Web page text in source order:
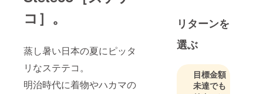
コ］。
蒸し暑い日本の夏にピッタ
リなステテコ。
明治時代に着物やハカマの
「海辺のス
ローライ
フ」イメー
ジを重ね
て、いくつ
かのモッ
リターンを
選ぶ
目標金額
未達でも